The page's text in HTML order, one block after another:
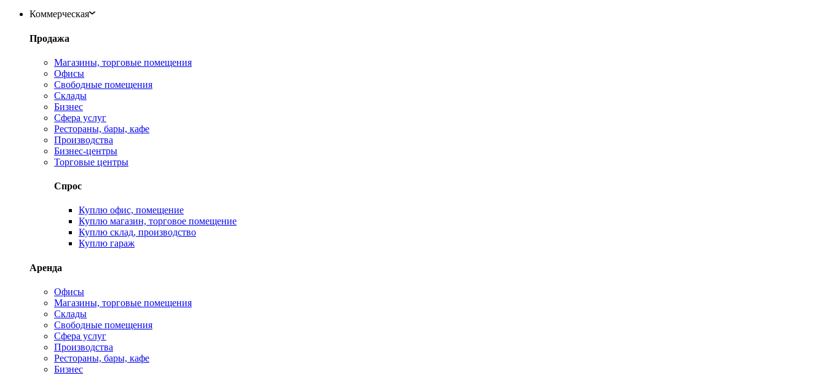
Коммерческая
Продажа
Магазины, торговые помещения
Офисы
Свободные помещения
Склады
Бизнес
Сфера услуг
Рестораны, бары, кафе
Производства
Бизнес-центры
Торговые центры
Спрос
Куплю офис, помещение
Куплю магазин, торговое помещение
Куплю склад, производство
Куплю гараж
Аренда
Офисы
Магазины, торговые помещения
Склады
Свободные помещения
Сфера услуг
Производства
Рестораны, бары, кафе
Бизнес